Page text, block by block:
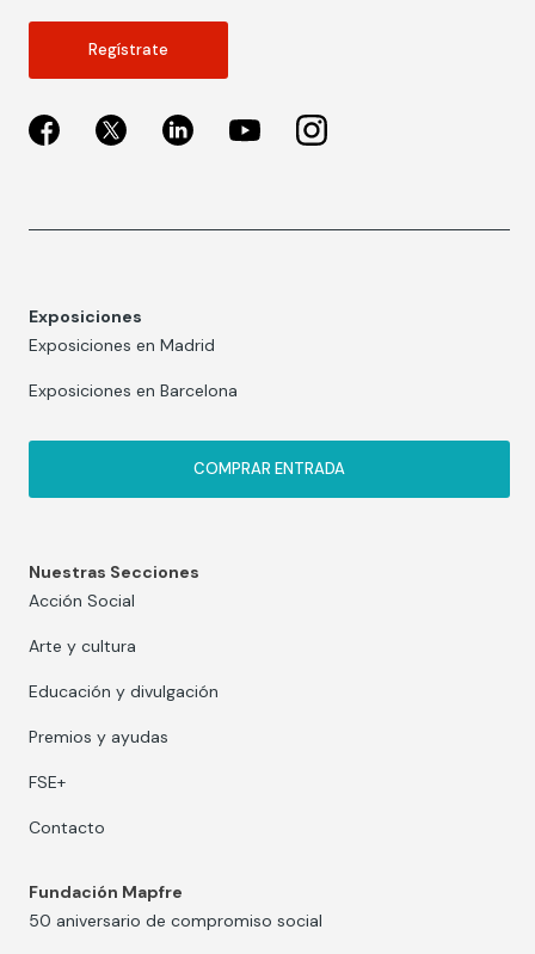
Regístrate
Exposiciones
Exposiciones en Madrid
Exposiciones en Barcelona
COMPRAR ENTRADA
Nuestras Secciones
Acción Social
Arte y cultura
Educación y divulgación
Premios y ayudas
FSE+
Contacto
Fundación Mapfre
50 aniversario de compromiso social